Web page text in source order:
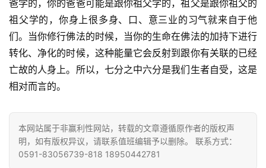
爸学的，你的爸爸可能是跟你祖父学的，祖父是跟你祖父的
祖父学的，你身上很多身、口、意三业的习气就来自于他
们。当你修行佛法的时候，当你的生命在佛法的加持下进行
转化、净化的时候，这种能量它会反射到跟你有关联的已经
亡故的人身上。所以，七分之中六分是我们生者自受，这是
相对而言的。
本网站属于非赢利性网站，转载的文章遵循原作者的版权声
明，如有版权异议，请联系值班编辑予以删除。 联系方式：
0591-83056739-818 18950442781